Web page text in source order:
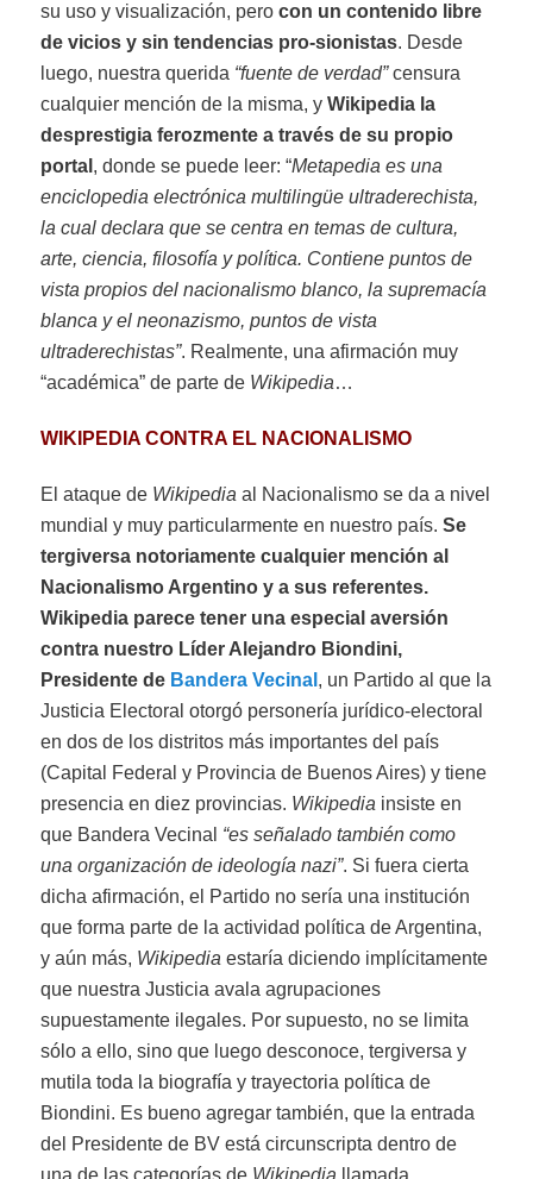
su uso y visualización, perocon un contenido libre
de vicios y sin tendencias pro-sionistas. Desde
luego, nuestra querida “fuente de verdad”censura
cualquier mención de la misma, yWikipedia la
desprestigia ferozmente a través de su propio
portal , donde se puede leer: “Metapedia es una
enciclopedia electrónica multilingüe ultraderechista,
la cual declara que se centra en temas de cultura,
arte, ciencia, filosofía y política. Contiene puntos de
vista propios del nacionalismo blanco, la supremacía
blanca y el neonazismo, puntos de vista
ultraderechistas”. Realmente, una afirmación muy
“académica” de parte de Wikipedia…
WIKIPEDIA CONTRA EL NACIONALISMO
El ataque de Wikipediaal Nacionalismo se da a nivel
mundial y muy particularmente en nuestro país.Se
tergiversa notoriamente cualquier mención al
Nacionalismo Argentino y a sus referentes.
Wikipedia parece tener una especial aversión
contra nuestro Líder Alejandro Biondini,
Presidente de Bandera Vecinal , un Partido al que la
Justicia Electoral otorgó personería jurídico-electoral
en dos de los distritos más importantes del país
(Capital Federal y Provincia de Buenos Aires) y tiene
presencia en diez provincias. Wikipedia insiste en
que Bandera Vecinal “es señalado también como
una organización de ideología nazi”. Si fuera cierta
dicha afirmación, el Partido no sería una institución
que forma parte de la actividad política de Argentina,
y aún más, Wikipediaestaría diciendo implícitamente
que nuestra Justicia avala agrupaciones
supuestamente ilegales. Por supuesto, no se limita
sólo a ello, sino que luego desconoce, tergiversa y
mutila toda la biografía y trayectoria política de
Biondini. Es bueno agregar también, que la entrada
del Presidente de BV está circunscripta dentro de